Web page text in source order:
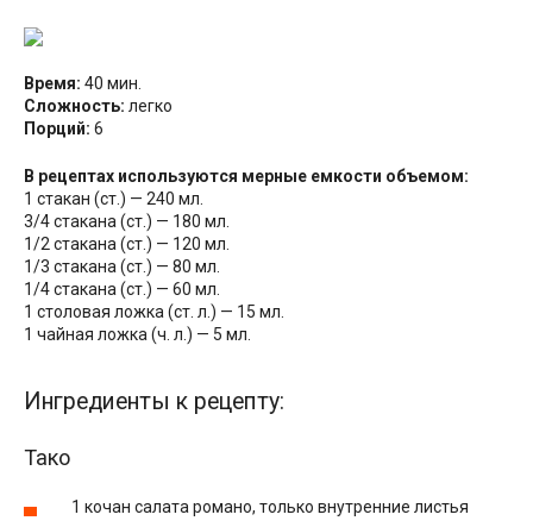
Время: 40 мин.
Сложность: легко
Порций: 6
В рецептах используются мерные емкости объемом:
1 стакан (ст.) — 240 мл.
3/4 стакана (ст.) — 180 мл.
1/2 стакана (ст.) — 120 мл.
1/3 стакана (ст.) — 80 мл.
1/4 стакана (ст.) — 60 мл.
1 столовая ложка (ст. л.) — 15 мл.
1 чайная ложка (ч. л.) — 5 мл.
Ингредиенты к рецепту:
Тако
1 кочан салата романо, только внутренние листья